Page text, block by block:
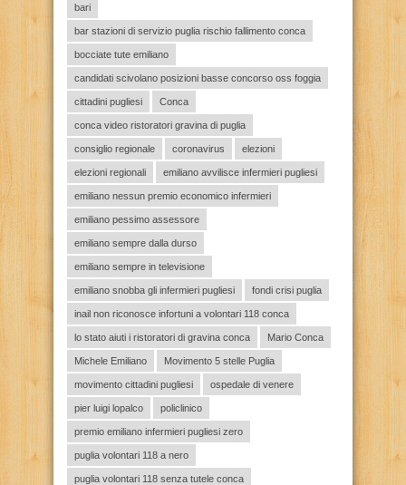
bari
bar stazioni di servizio puglia rischio fallimento conca
bocciate tute emiliano
candidati scivolano posizioni basse concorso oss foggia
cittadini pugliesi Conca
conca video ristoratori gravina di puglia
consiglio regionale coronavirus elezioni
elezioni regionali emiliano avvilisce infermieri pugliesi
emiliano nessun premio economico infermieri
emiliano pessimo assessore
emiliano sempre dalla durso
emiliano sempre in televisione
emiliano snobba gli infermieri pugliesi fondi crisi puglia
inail non riconosce infortuni a volontari 118 conca
lo stato aiuti i ristoratori di gravina conca Mario Conca
Michele Emiliano Movimento 5 stelle Puglia
movimento cittadini pugliesi ospedale di venere
pier luigi lopalco policlinico
premio emiliano infermieri pugliesi zero
puglia volontari 118 a nero
puglia volontari 118 senza tutele conca